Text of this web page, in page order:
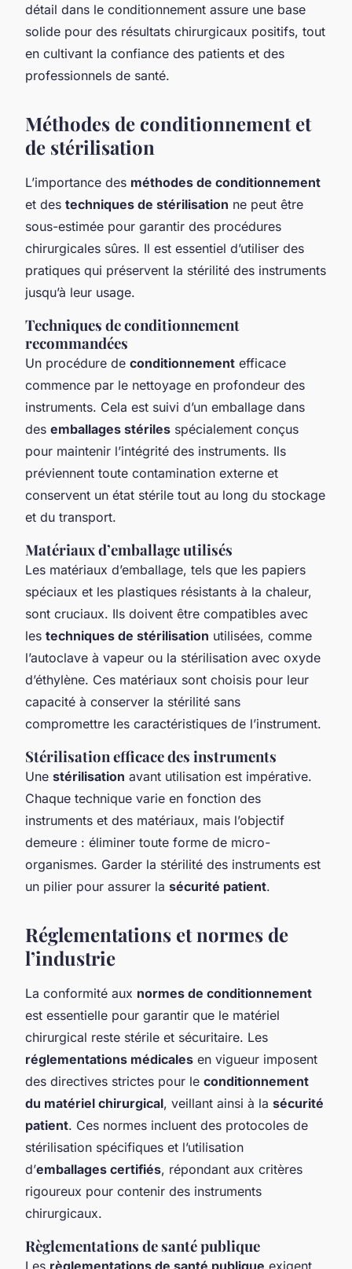
détail dans le conditionnement assure une base
solide pour des résultats chirurgicaux positifs, tout
en cultivant la confiance des patients et des
professionnels de santé.
Méthodes de conditionnement et
de stérilisation
L’importance des méthodes de conditionnement
et des techniques de stérilisation ne peut être
sous-estimée pour garantir des procédures
chirurgicales sûres. Il est essentiel d’utiliser des
pratiques qui préservent la stérilité des instruments
jusqu’à leur usage.
Techniques de conditionnement
recommandées
Un procédure de conditionnement efficace
commence par le nettoyage en profondeur des
instruments. Cela est suivi d’un emballage dans
des emballages stériles spécialement conçus
pour maintenir l’intégrité des instruments. Ils
préviennent toute contamination externe et
conservent un état stérile tout au long du stockage
et du transport.
Matériaux d’emballage utilisés
Les matériaux d’emballage, tels que les papiers
spéciaux et les plastiques résistants à la chaleur,
sont cruciaux. Ils doivent être compatibles avec
les techniques de stérilisation utilisées, comme
l’autoclave à vapeur ou la stérilisation avec oxyde
d’éthylène. Ces matériaux sont choisis pour leur
capacité à conserver la stérilité sans
compromettre les caractéristiques de l’instrument.
Stérilisation efficace des instruments
Une stérilisation avant utilisation est impérative.
Chaque technique varie en fonction des
instruments et des matériaux, mais l’objectif
demeure : éliminer toute forme de micro-
organismes. Garder la stérilité des instruments est
un pilier pour assurer la sécurité patient.
Réglementations et normes de
l’industrie
La conformité aux normes de conditionnement
est essentielle pour garantir que le matériel
chirurgical reste stérile et sécuritaire. Les
réglementations médicales en vigueur imposent
des directives strictes pour le conditionnement
du matériel chirurgical, veillant ainsi à la sécurité
patient. Ces normes incluent des protocoles de
stérilisation spécifiques et l’utilisation
d’emballages certifiés, répondant aux critères
rigoureux pour contenir des instruments
chirurgicaux.
Règlementations de santé publique
Les règlementations de santé publique exigent